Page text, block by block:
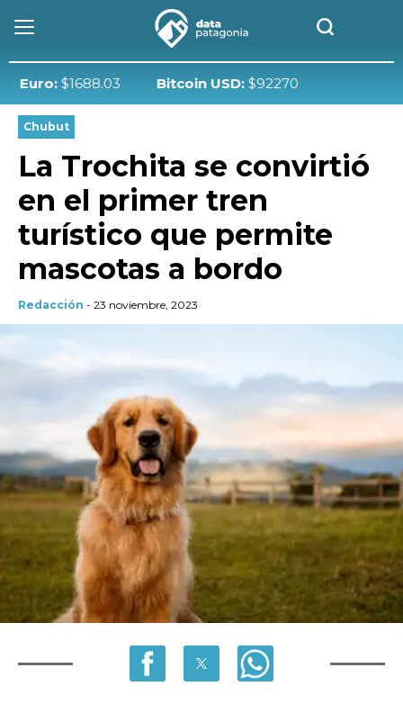
$1688.03 Bitcoin USD:$92270
Chubut
La Trochita se convirtió
en el primer tren
turístico que permite
mascotas a bordo
Redacción - 23 noviembre, 2023